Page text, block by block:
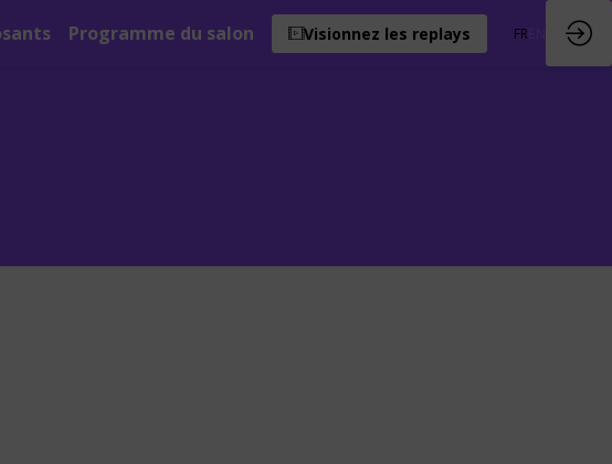
Programme du salon Visionnez les replays FR